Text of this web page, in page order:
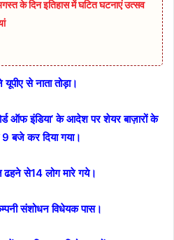
के दिन इतिहास में घटित घटनाएं उत्सव
से नाता तोड़ा।
ऑफ इंडिया’ के आदेश पर शेयर बाज़ारों के
बजे कर दिया गया।
ढहने से14 लोग मारे गये।
संशोधन विधेयक पास।